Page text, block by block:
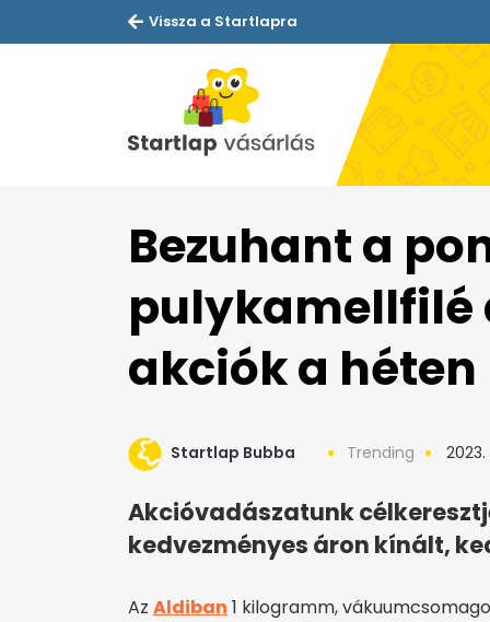
Vissza a Startlapra
Bezuhant a
pulykamellfilé
akciók a héten
Startlap Bubba Trending
Akcióvadászatunk
kedvezményes áron kínált,
Az Aldiban 1 kilogramm,